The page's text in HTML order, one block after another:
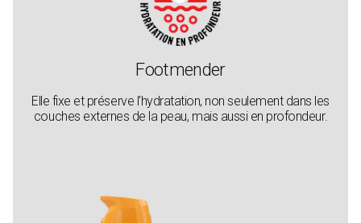
Footmender
Elle fixe et préserve l'hydratation, non seulement dans les
couches externes de la peau, mais aussi en profondeur.